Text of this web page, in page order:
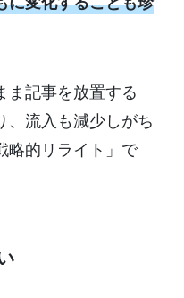
ま記事を放置する
、流入も減少しがち
略的リライト」で